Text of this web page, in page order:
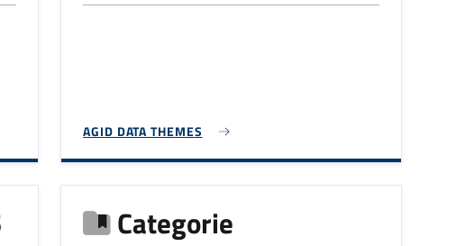
AGID DATA THEMES
Categorie